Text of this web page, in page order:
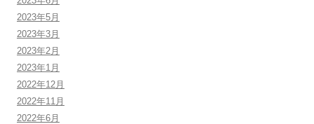
2023年5月
2023年3月
2023年2月
2023年1月
2022年12月
2022年11月
2022年6月